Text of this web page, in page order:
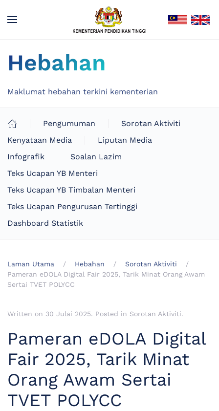
Hebahan
Maklumat hebahan terkini kementerian
Pengumuman
Sorotan Aktiviti
Kenyataan Media
Liputan Media
Infografik
Soalan Lazim
Teks Ucapan YB Menteri
Teks Ucapan YB Timbalan Menteri
Teks Ucapan Pengurusan Tertinggi
Dashboard Statistik
Laman Utama Hebahan
Sorotan Aktiviti
Pameran eDOLA Digital Fair 2025, Tarik Minat Orang Awam
Sertai TVET POLYCC
Written on 30 Julai 2025. Posted in Sorotan Aktiviti.
Pameran eDOLA Digital
Fair 2025, Tarik Minat
Orang Awam Sertai
TVET POLYCC